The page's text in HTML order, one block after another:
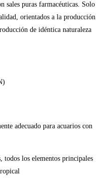
sales puras farmacéuticas. Solo
orientados a la producción
de idéntica naturaleza
adecuado para acuarios con
todos los elementos principales